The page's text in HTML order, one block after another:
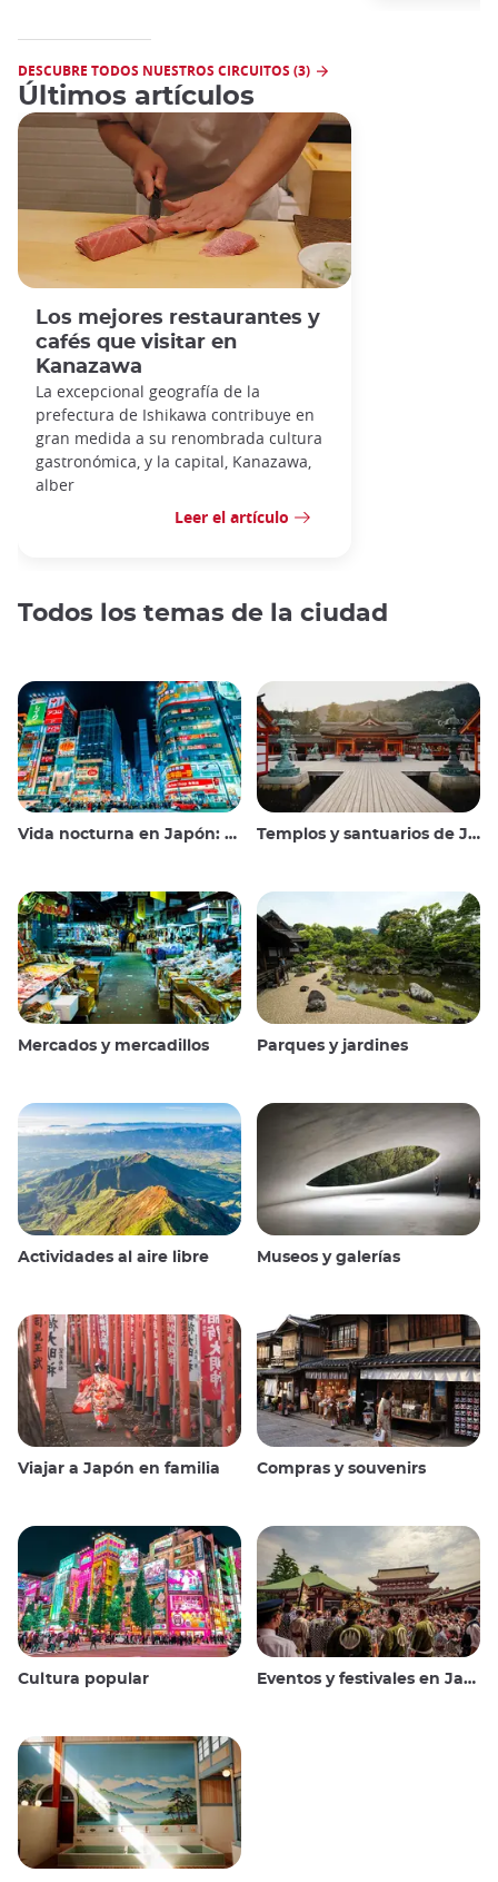
DESCUBRE TODOS NUESTROS CIRCUITOS (3)
Últimos artículos
Los mejores restaurantes y
cafés que visitar en
Kanazawa
La excepcional geografía de la
prefectura de Ishikawa contribuye en
gran medida a su renombrada cultura
gastronómica, y la capital, Kanazawa,
alber
Leer el artículo
Todos los temas de la ciudad
Vida nocturna en Japón: salir, ver y beber Templos y santuarios de Japón
Mercados y mercadillos Parques y jardines
Actividades al aire libre Museos y galerías
Viajar a Japón en familia Compras y souvenirs
Cultura popular Eventos y festivales en Japón